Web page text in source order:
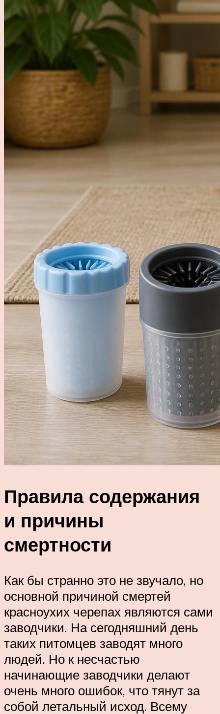
Правила содержания
и причины
смертности
Как бы странно это не звучало, но
основной причиной смертей
красноухих черепах являются сами
заводчики. На сегодняшний день
таких питомцев заводят много
людей. Но к несчастью
начинающие заводчики делают
очень много ошибок, что тянут за
собой летальный исход. Всему